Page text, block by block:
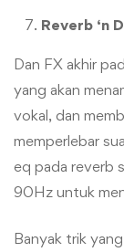
Reverb ‘n
Dan FX akhir
yang akan
vokal, dan
memperlebar
eq pada reverb
90Hz untuk
Banyak trik